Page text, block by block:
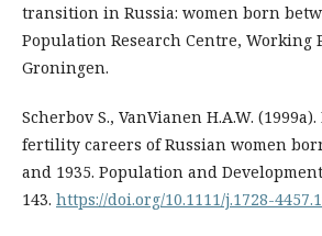
transition in Russia: women born
Population Research Centre, Working
Groningen.
Scherbov S., VanVianen H.A.W.
fertility careers of Russian women
and 1935. Population and
143. https://doi.org/10.1111/j.1728-